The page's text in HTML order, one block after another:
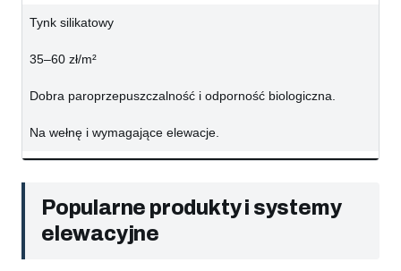
Tynk silikatowy
35–60 zł/m²
Dobra paroprzepuszczalność i odporność biologiczna.
Na wełnę i wymagające elewacje.
Popularne produkty i systemy
elewacyjne